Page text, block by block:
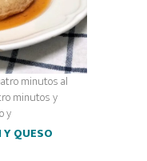
minutos al
minutos y
y
QUESO